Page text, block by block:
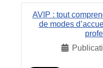
AVIP : tout
de modes